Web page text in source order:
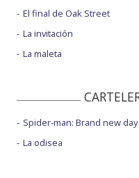
El final de Oak Street
La invitación
La maleta
Spider-man: Brand new day
La odisea